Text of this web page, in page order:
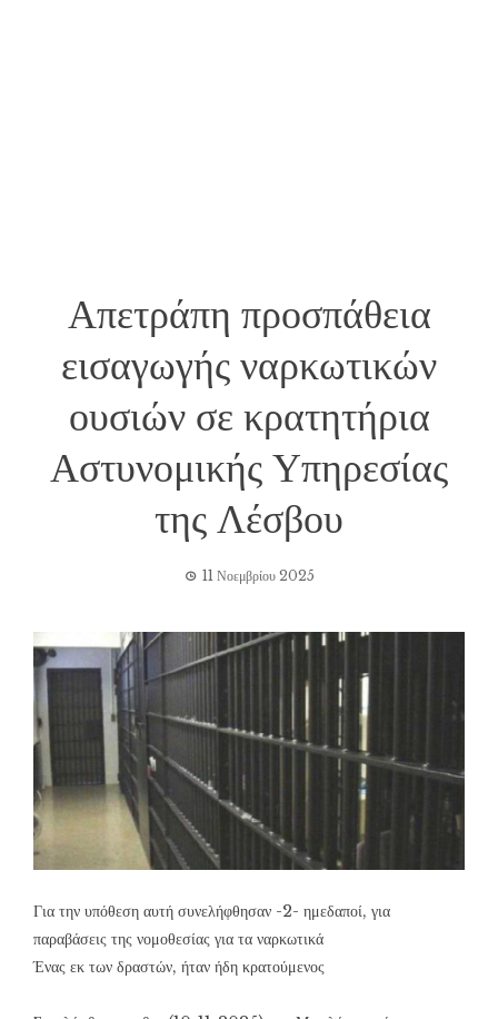
Απετράπη προσπάθεια
εισαγωγής ναρκωτικών
ουσιών σε κρατητήρια
Αστυνομικής Υπηρεσίας
της Λέσβου
11 Νοεμβρίου 2025
Για την υπόθεση αυτή συνελήφθησαν -2- ημεδαποί, για
παραβάσεις της νομοθεσίας για τα ναρκωτικά
Ένας εκ των δραστών, ήταν ήδη κρατούμενος